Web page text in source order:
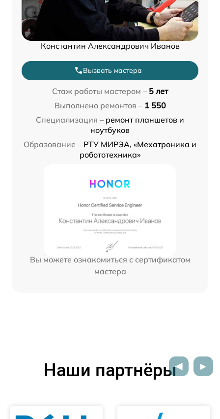
Константин Александрович Иванов
Вызвать мастера
Стаж работы мастером – 5 лет
Выполнено ремонтов – 1 550
Специализация – ремонт планшетов и
ноутбуков
Образование – РТУ МИРЭА, «Мехатроника и
робототехника»
Вы можете ознакомиться с сертификатом
мастера
Наши партнёры